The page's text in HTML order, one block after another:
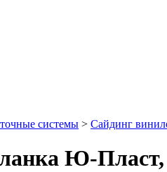
системы > Сайдинг
Ю-